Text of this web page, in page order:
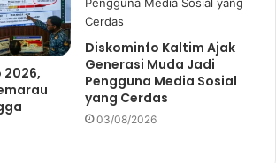
2026,
Diskominfo Kaltim Ajak
Generasi Muda Jadi
Pengguna Media Sosial
yang Cerdas
03/08/2026